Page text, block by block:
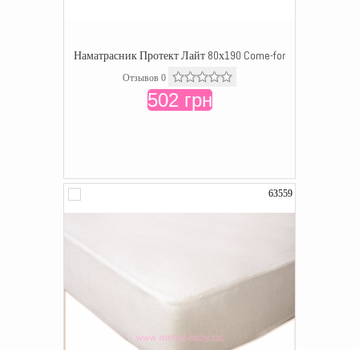
Наматрасник Протект Лайт 80х190 Come-for
Отзывов 0
502 грн
63559